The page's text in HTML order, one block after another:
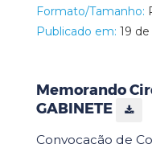
Formato/Tamanho:
Publicado em: 19
Memorando
GABINETE
Convocação de